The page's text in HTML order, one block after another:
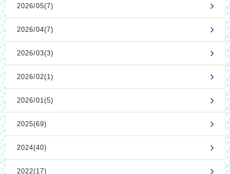
2026/05(7)
2026/04(7)
2026/03(3)
2026/02(1)
2026/01(5)
2025(69)
2024(40)
2022(17)